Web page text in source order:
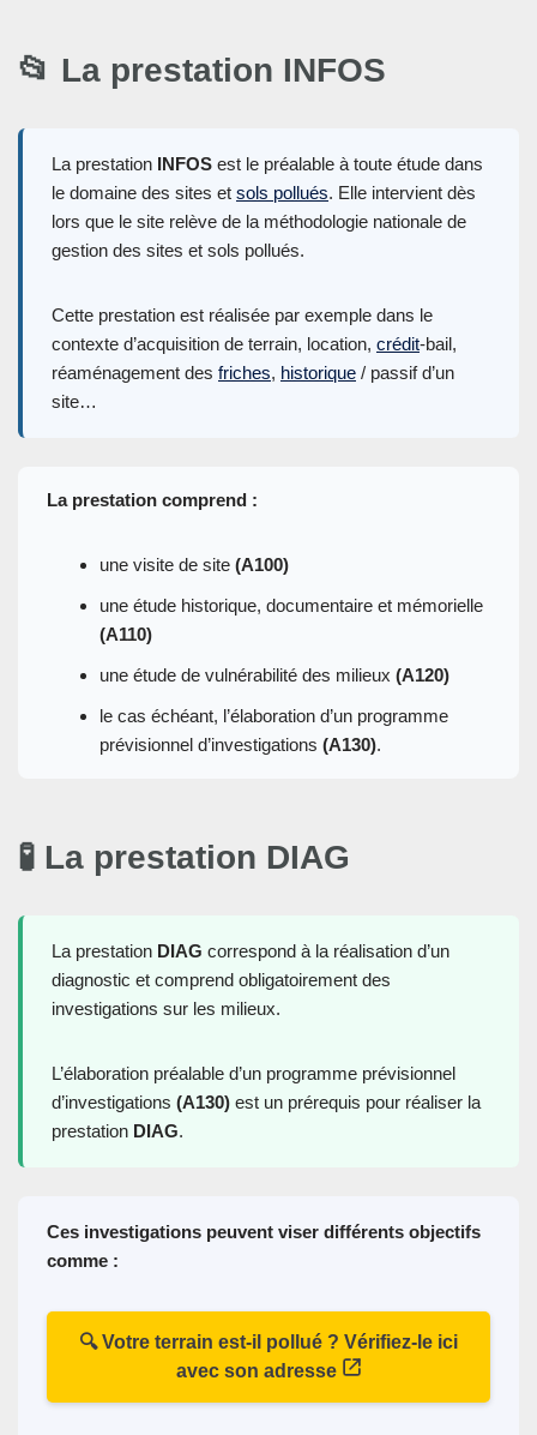
📂 La prestation INFOS
La prestation INFOS est le préalable à toute étude dans
le domaine des sites et sols pollués. Elle intervient dès
lors que le site relève de la méthodologie nationale de
gestion des sites et sols pollués.
Cette prestation est réalisée par exemple dans le
contexte d’acquisition de terrain, location, crédit-bail,
réaménagement des friches, historique / passif d’un
site…
La prestation comprend :
une visite de site (A100)
une étude historique, documentaire et mémorielle
(A110)
une étude de vulnérabilité des milieux (A120)
le cas échéant, l’élaboration d’un programme
prévisionnel d’investigations (A130).
🧪 La prestation DIAG
La prestation DIAG correspond à la réalisation d’un
diagnostic et comprend obligatoirement des
investigations sur les milieux.
L’élaboration préalable d’un programme prévisionnel
d’investigations (A130) est un prérequis pour réaliser la
prestation DIAG.
Ces investigations peuvent viser différents objectifs
comme :
🔍 Votre terrain est-il pollué ? Vérifiez-le ici
avec son adresse